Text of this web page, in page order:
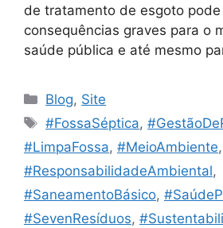
de tratamento de esgoto
consequências graves para o
saúde pública e até mesmo
Blog, Site
#FossaSéptica,
#LimpaFossa, #MeioAmbiente,
#ResponsabilidadeAmbiental,
#SaneamentoBásico,
#SevenResíduos,